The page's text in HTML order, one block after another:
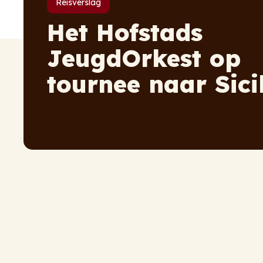
Reisverslag
Het Hofstads
JeugdOrkest op
tournee naar